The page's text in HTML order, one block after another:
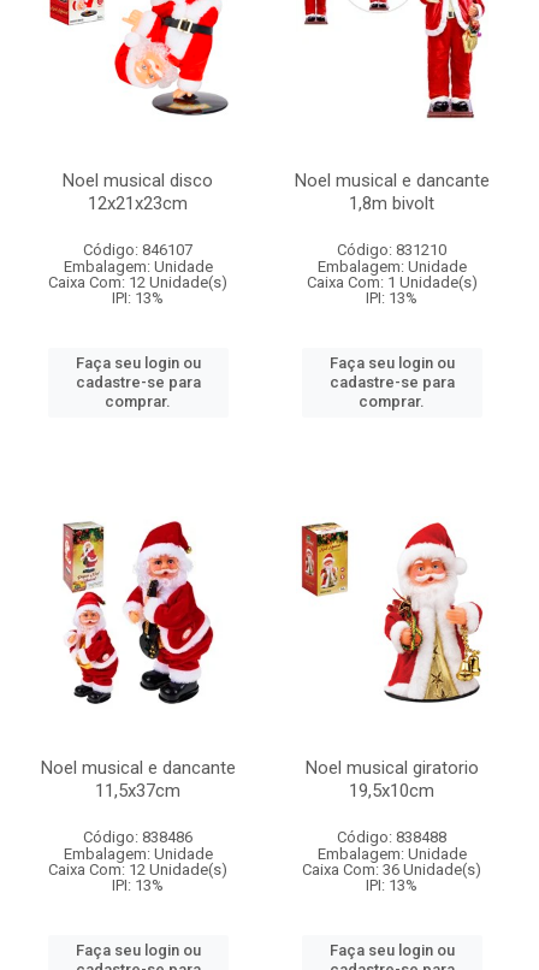
Noel musical disco
12x21x23cm
Código: 846107
Embalagem: Unidade
Caixa Com: 12 Unidade(s)
IPI: 13%
Faça seu login ou
cadastre-se para
comprar.
Noel musical e dancante
1,8m bivolt
Código: 831210
Embalagem: Unidade
Caixa Com: 1 Unidade(s)
IPI: 13%
Faça seu login ou
cadastre-se para
comprar.
Noel musical e dancante
11,5x37cm
Código: 838486
Embalagem: Unidade
Caixa Com: 12 Unidade(s)
IPI: 13%
Faça seu login ou
Noel musical giratorio
19,5x10cm
Código: 838488
Embalagem: Unidade
Caixa Com: 36 Unidade(s)
IPI: 13%
Faça seu login ou